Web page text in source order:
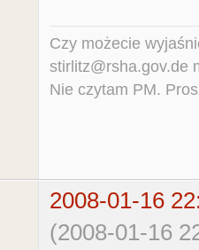
Czy możecie
stirlitz@rsha.gov.de
Nie czytam PM.
2008-01-16
(2008-01-16